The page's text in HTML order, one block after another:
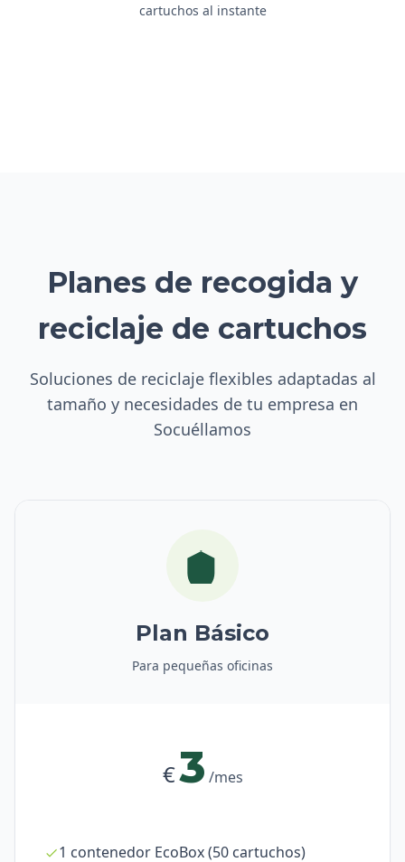
cartuchos al instante
Planes de recogida y
reciclaje de cartuchos
Soluciones de reciclaje flexibles adaptadas al
tamaño y necesidades de tu empresa en
Socuéllamos
Plan Básico
Para pequeñas oficinas
€3 /mes
1 contenedor EcoBox (50 cartuchos)